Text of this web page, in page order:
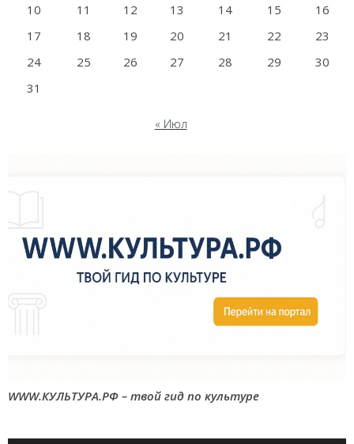
10
11 12 13 14 15
16
17
18 19 20 21 22
23
24
25 26 27 28 29
30
31
« Июл
WWW.КУЛЬТУРА.РФ – твой гид по культуре